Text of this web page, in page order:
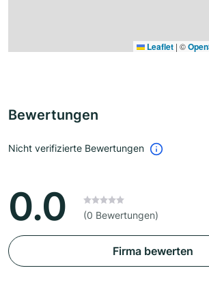
Leaflet | ©
Bewertungen
Nicht verifizierte Bewertungen
0.0 (0 Bewertungen)
Firma bewerten